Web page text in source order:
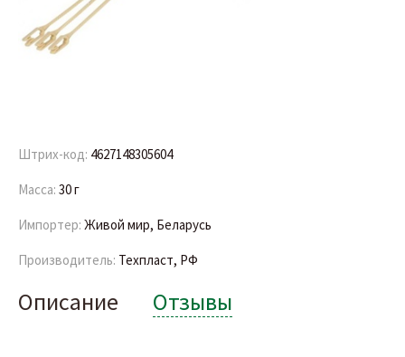
Штрих-код: 4627148305604
Масса: 30 г
Импортер: Живой мир, Беларусь
Производитель: Техпласт, РФ
Описание Отзывы